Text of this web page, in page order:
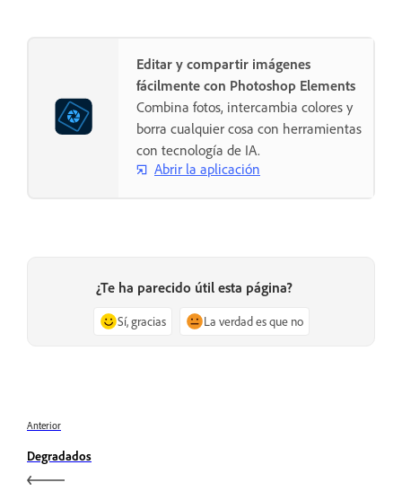
Editar y compartir imágenes
fácilmente con Photoshop Elements
Combina fotos, intercambia colores y
borra cualquier cosa con herramientas
con tecnología de IA.
Abrir la aplicación
¿Te ha parecido útil esta página?
Sí, gracias La verdad es que no
Anterior
Degradados